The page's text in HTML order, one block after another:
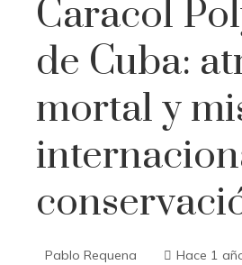
Caracol
de Cuba:
mortal y
Pablo Requena Hace 1